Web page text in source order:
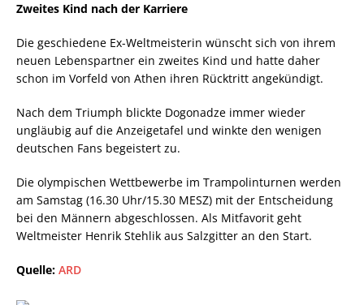
Zweites Kind nach der Karriere
Die geschiedene Ex-Weltmeisterin wünscht sich von ihrem
neuen Lebenspartner ein zweites Kind und hatte daher
schon im Vorfeld von Athen ihren Rücktritt angekündigt.
Nach dem Triumph blickte Dogonadze immer wieder
ungläubig auf die Anzeigetafel und winkte den wenigen
deutschen Fans begeistert zu.
Die olympischen Wettbewerbe im Trampolinturnen werden
am Samstag (16.30 Uhr/15.30 MESZ) mit der Entscheidung
bei den Männern abgeschlossen. Als Mitfavorit geht
Weltmeister Henrik Stehlik aus Salzgitter an den Start.
Quelle: ARD